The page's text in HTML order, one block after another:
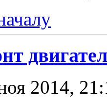
2014,